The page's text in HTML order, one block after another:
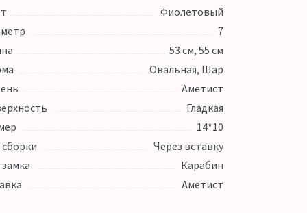
Фиолетовый
7
53 см, 55 см
Овальная, Шар
Аметист
Гладкая
14*10
Через вставку
Карабин
Аметист